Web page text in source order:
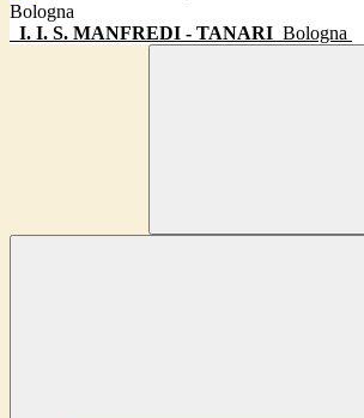
I. I. S. MANFREDI - TANARI Bologna